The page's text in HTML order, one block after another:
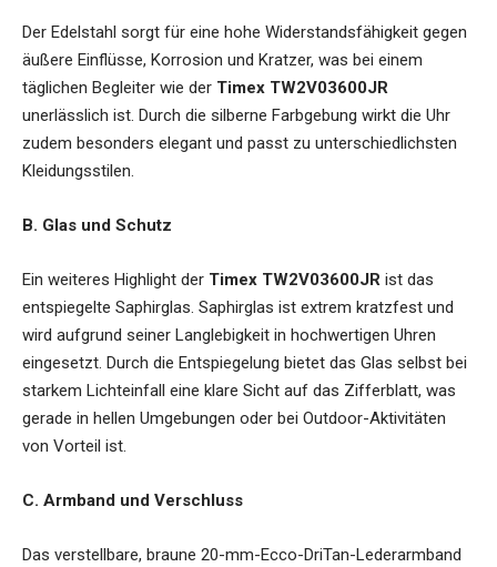
Der Edelstahl sorgt für eine hohe Widerstandsfähigkeit gegen
äußere Einflüsse, Korrosion und Kratzer, was bei einem
täglichen Begleiter wie der Timex TW2V03600JR
unerlässlich ist. Durch die silberne Farbgebung wirkt die Uhr
zudem besonders elegant und passt zu unterschiedlichsten
Kleidungsstilen.
B. Glas und Schutz
Ein weiteres Highlight der Timex TW2V03600JR ist das
entspiegelte Saphirglas. Saphirglas ist extrem kratzfest und
wird aufgrund seiner Langlebigkeit in hochwertigen Uhren
eingesetzt. Durch die Entspiegelung bietet das Glas selbst bei
starkem Lichteinfall eine klare Sicht auf das Zifferblatt, was
gerade in hellen Umgebungen oder bei Outdoor-Aktivitäten
von Vorteil ist.
C. Armband und Verschluss
Das verstellbare, braune 20-mm-Ecco-DriTan-Lederarmband